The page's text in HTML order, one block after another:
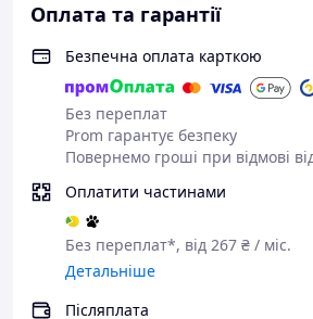
Оплата та гарантії
Безпечна оплата карткою
Без переплат
Prom гарантує безпеку
Повернемо гроші при відмові
Оплатити частинами
Без переплат*, від 267 ₴ / міс.
Детальніше
Післяплата